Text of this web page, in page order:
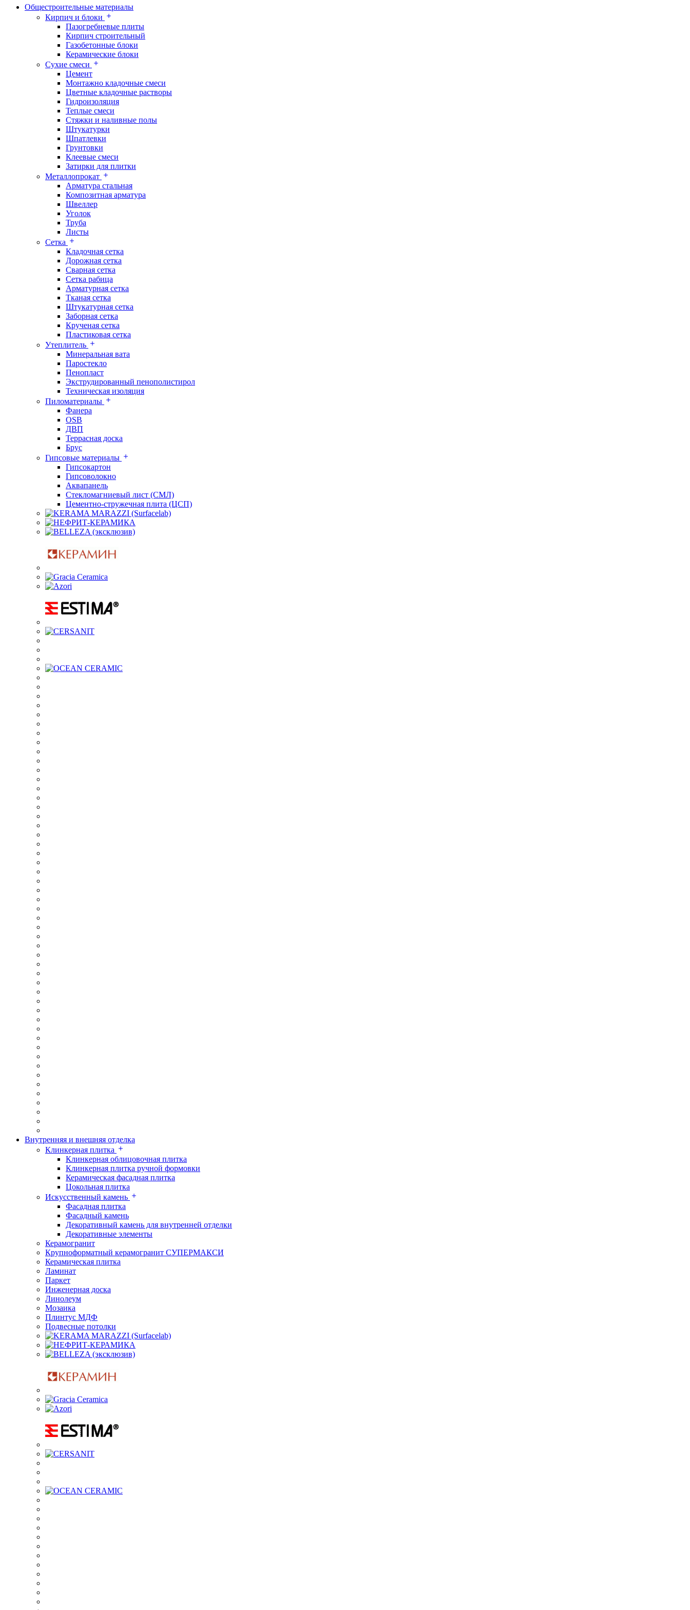
Общестроительные материалы
Кирпич и блоки
Пазогребневые плиты
Кирпич строительный
Газобетонные блоки
Керамические блоки
Сухие смеси
Цемент
Монтажно кладочные смеси
Цветные кладочные растворы
Гидроизоляция
Теплые смеси
Стяжки и наливные полы
Штукатурки
Шпатлевки
Грунтовки
Клеевые смеси
Затирки для плитки
Металлопрокат
Арматура стальная
Композитная арматура
Швеллер
Уголок
Труба
Листы
Сетка
Кладочная сетка
Дорожная сетка
Сварная сетка
Сетка рабица
Арматурная сетка
Тканая сетка
Штукатурная сетка
Заборная сетка
Крученая сетка
Пластиковая сетка
Утеплитель
Минеральная вата
Паростекло
Пенопласт
Экструдированный пенополистирол
Техническая изоляция
Пиломатериалы
Фанера
OSB
ДВП
Террасная доска
Брус
Гипсовые материалы
Гипсокартон
Гипсоволокно
Аквапанель
Стекломагниевый лист (СМЛ)
Цементно-стружечная плита (ЦСП)
Внутренняя и внешняя отделка
Клинкерная плитка
Клинкерная облицовочная плитка
Клинкерная плитка ручной формовки
Керамическая фасадная плитка
Цокольная плитка
Искусственный камень
Фасадная плитка
Фасадный камень
Декоративный камень для внутренней отделки
Декоративные элементы
Керамогранит
Крупноформатный керамогранит СУПЕРМАКСИ
Керамическая плитка
Ламинат
Паркет
Инженерная доска
Линолеум
Мозаика
Плинтус МДФ
Подвесные потолки